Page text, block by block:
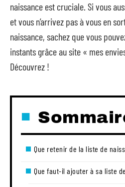
naissance est cruciale. Si vous
et vous n’arrivez pas à vous en
naissance, sachez que vous
instants grâce au site « mes
Découvrez !
Que retenir de la liste de
Que faut-il ajouter à sa liste